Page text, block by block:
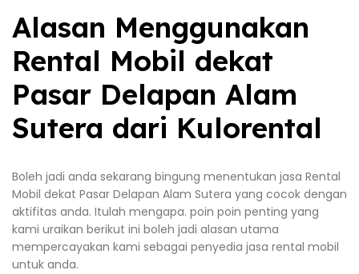
Alasan Menggunakan
Rental Mobil dekat
Pasar Delapan Alam
Sutera dari Kulorental
Boleh jadi anda sekarang bingung menentukan jasa Rental
Mobil dekat Pasar Delapan Alam Sutera yang cocok dengan
aktifitas anda. Itulah mengapa. poin poin penting yang
kami uraikan berikut ini boleh jadi alasan utama
mempercayakan kami sebagai penyedia jasa rental mobil
untuk anda.